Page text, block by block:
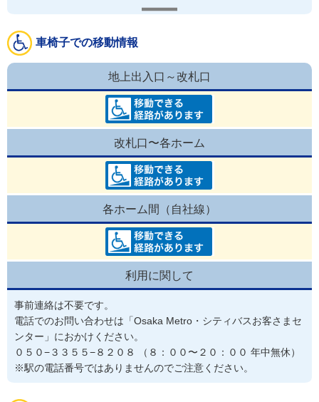
車椅子での移動情報
地上出入口～改札口
改札口〜各ホーム
各ホーム間（自社線）
利用に関して
事前連絡は不要です。
電話でのお問い合わせは「Osaka Metro・シティバスお客さまセ
ンター」におかけください。
０５０−３３５５−８２０８ （８：００〜２０：００ 年中無休）
※駅の電話番号ではありませんのでご注意ください。